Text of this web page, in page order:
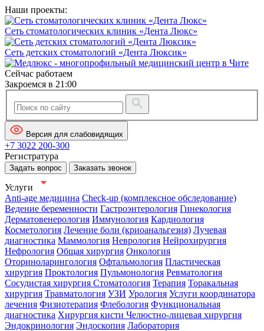
Наши проекты:
Сеть стоматологических клиник «Дента Люкс»
Сеть детских стоматологий «Дента Люксик»
Сейчас работаем
Закроемся в 21:00
Версия для слабовидящих
+7 3022 200-300
Регистратура
Задать вопрос Заказать звонок
Услуги
Anti-age медицина Check-up (комплексное обследование)
Ведение беременности Гастроэнтерология Гинекология
Дерматовенерология Иммунология Кардиология
Косметология Лечение боли (криоанальгезия) Лучевая
диагностика Маммология Неврология Нейрохирургия
Нефрология Общая хирургия Онкология
Оториноларингология Офтальмология Пластическая
хирургия Проктология Пульмонология Ревматология
Сосудистая хирургия Стоматология Терапия Торакальная
хирургия Травматология УЗИ Урология Услуги координатора
лечения Физиотерапия Флебология Функциональная
диагностика Хирургия кисти Челюстно-лицевая хирургия
Эндокринология Эндоскопия Лаборатория